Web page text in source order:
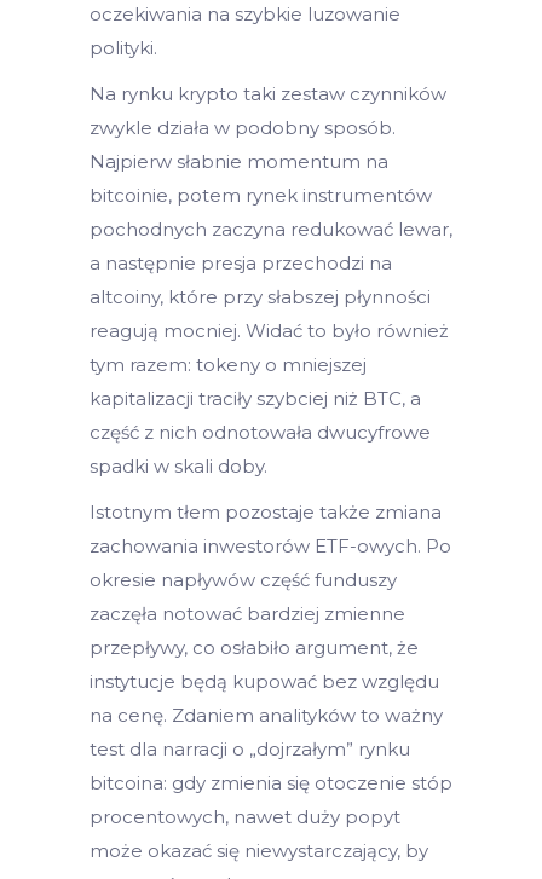
oczekiwania na szybkie luzowanie
polityki.
Na rynku krypto taki zestaw czynników
zwykle działa w podobny sposób.
Najpierw słabnie momentum na
bitcoinie, potem rynek instrumentów
pochodnych zaczyna redukować lewar,
a następnie presja przechodzi na
altcoiny, które przy słabszej płynności
reagują mocniej. Widać to było również
tym razem: tokeny o mniejszej
kapitalizacji traciły szybciej niż BTC, a
część z nich odnotowała dwucyfrowe
spadki w skali doby.
Istotnym tłem pozostaje także zmiana
zachowania inwestorów ETF-owych. Po
okresie napływów część funduszy
zaczęła notować bardziej zmienne
przepływy, co osłabiło argument, że
instytucje będą kupować bez względu
na cenę. Zdaniem analityków to ważny
test dla narracji o „dojrzałym” rynku
bitcoina: gdy zmienia się otoczenie stóp
procentowych, nawet duży popyt
może okazać się niewystarczający, by